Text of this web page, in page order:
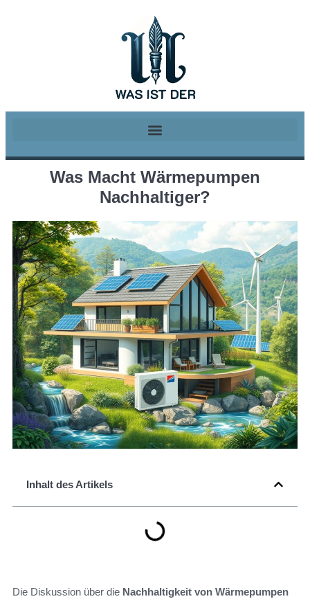
Was Macht Wärmepumpen
Nachhaltiger?
Inhalt des Artikels
Die Diskussion über die Nachhaltigkeit von Wärmepumpen